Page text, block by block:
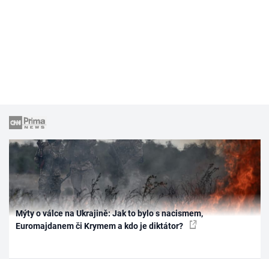
Mýty o válce na Ukrajině: Jak to bylo s nacismem,
Euromajdanem či Krymem a kdo je diktátor?